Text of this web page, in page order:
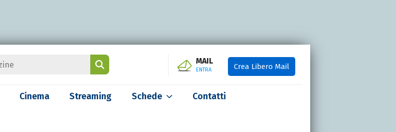
MAIL
ENTRA Crea Libero Mail
Cinema Streaming Schede Contatti